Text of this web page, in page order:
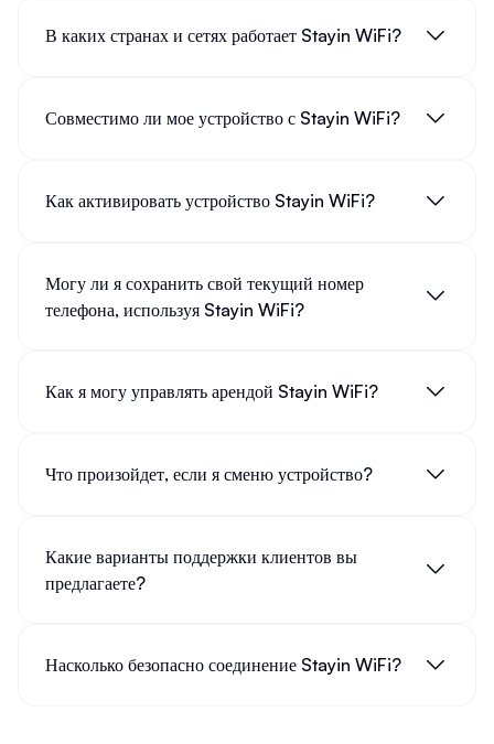
В каких странах и сетях работает Stayin WiFi?
Совместимо ли мое устройство с Stayin WiFi?
Как активировать устройство Stayin WiFi?
Могу ли я сохранить свой текущий номер
телефона, используя Stayin WiFi?
Как я могу управлять арендой Stayin WiFi?
Что произойдет, если я сменю устройство?
Какие варианты поддержки клиентов вы
предлагаете?
Насколько безопасно соединение Stayin WiFi?